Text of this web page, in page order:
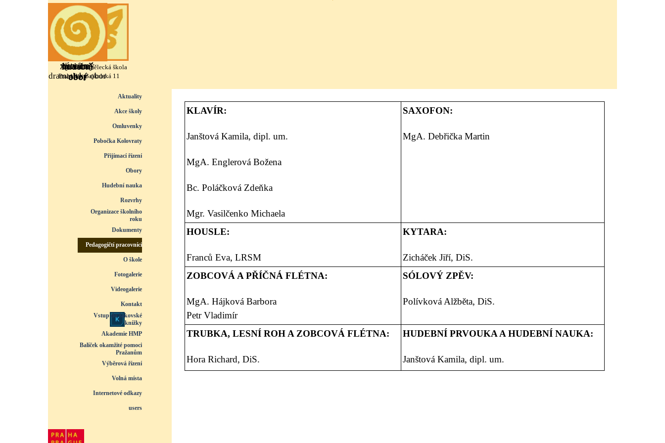
výtvarný
taneční
literárně
hudební
Základní umělecká škola
Praha 10, Bajkalská 11
obor
obor
dramatický obor
obor
Přeskočit menu
Aktuality
Akce školy
Omluvenky
Pobočka Kolovraty
Přijímací řízení
Obory
Hudební nauka ▼
Rozvrhy
Organizace školního
roku
Dokumenty
▼
Pedagogičtí pracovníci
O škole ▼
Fotogalerie ▼
Videogalerie
Kontakt
Vstup do žákovské
knížky
Akademie HMP
Balíček okamžité pomoci
Pražanům
Výběrová řízení
Volná místa
Internetové odkazy
users
KLAVÍR:
Janštová Kamila, dipl. um.
MgA. Englerová Božena
Bc. Poláčková Zdeňka
Mgr. Vasilčenko Michaela
SAXOFON:
MgA. Debřička Martin
HOUSLE:
Franců Eva, LRSM
KYTARA:
Zicháček Jiří, DiS.
ZOBCOVÁ A PŘÍČNÁ FLÉTNA:
MgA. Hájková Barbora
Petr Vladimír
SÓLOVÝ ZPĚV:
Polívková Alžběta, DiS.
TRUBKA, LESNÍ ROH A ZOBCOVÁ FLÉTNA:
Hora Richard, DiS.
HUDEBNÍ PRVOUKA A HUDEBNÍ NAUKA:
Janštová Kamila, dipl. um.